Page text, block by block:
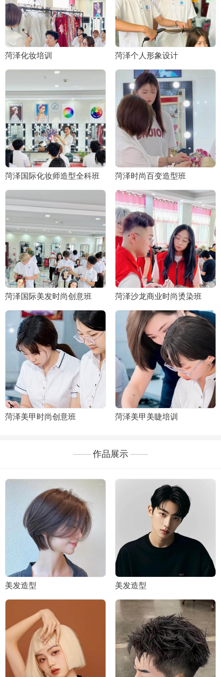
菏泽化妆培训 菏泽个人形象设计
菏泽国际化妆师造型全科班 菏泽时尚百变造型班
菏泽国际美发时尚创意班 菏泽沙龙商业时尚烫染班
菏泽美甲时尚创意班 菏泽美甲美睫培训
作品展示
美发造型 美发造型